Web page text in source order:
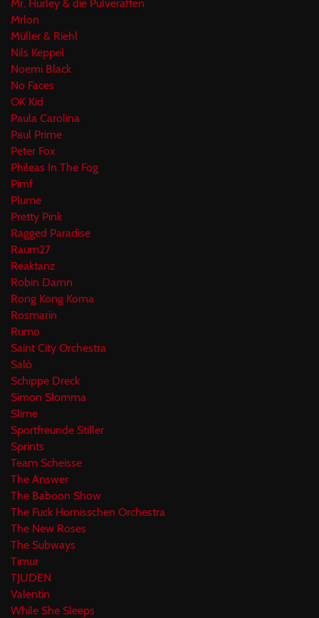
Mr. Hurley & die Pulveraffen
Mrlon
Müller & Riehl
Nils Keppel
Noemi Black
No Faces
OK Kid
Paula Carolina
Paul Prime
Peter Fox
Phileas In The Fog
Pimf
Plume
Pretty Pink
Ragged Paradise
Raum27
Reaktanz
Robin Damn
Rong Kong Koma
Rosmarin
Rumo
Saint City Orchestra
Salò
Schippe Dreck
Simon Slomma
Slime
Sportfreunde Stiller
Sprints
Team Scheisse
The Answer
The Baboon Show
The Fuck Hornisschen Orchestra
The New Roses
The Subways
Timur
TJUDEN
Valentin
While She Sleeps